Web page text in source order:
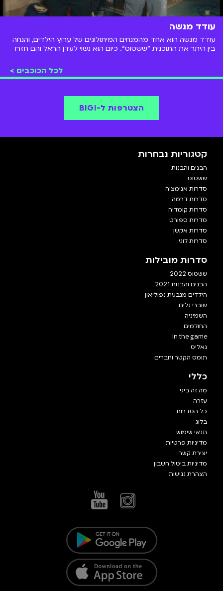
עודד מנשה
עודד מנשה הוא אחד מהמנחים המיתולוגים של ערוץ הילדים, והנחה
בין היתר את התוכנית ״ששטוס״. כיום הוא נשוי לעדן הראל והם חזרו
לכל הכוכבים >
הצטרפות ל-BIGI
קטגוריות נבחרות
הבנים והבנות
ששטוס
סדרות אנימציה
סדרות דרמה
סדרות קומדיה
סדרות ספורט
סדרות אקשן
סדרות לוגי
סדרות מובילות
ששטוס 2022
הבנים והבנות 2021
הילדים מגבעת נפוליאון
שוברי גלים
השמיניה
החולמים
In the game
גאליס
תומס הקטר וחברים
כללי
מה זה ביגי
עזרה
כל הסדרות
בלוג
תנאי שימוש
מדיניות פרטיות
יצירת קשר
מדיניות ביטול חשבון
הצהרת נגישות